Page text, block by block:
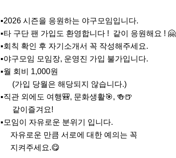
▪️2026 시즌을 응원하는 야구모임입니다.
▪️타 구단 팬 가입도 환영합니다 !  같이 응원해요 ! 🤗
▪️회칙 확인 후 자기소개서 꼭 작성해주세요.
▪️야구모임 모임장, 운영진 가입 불가입니다.
▪️월 회비 1,000원
▪️직관 외에도 여행🎒, 문화생활🎯, 🍻🍺
▪️모임이 자유로운 분위기 입니다.
     지켜주세요.😋